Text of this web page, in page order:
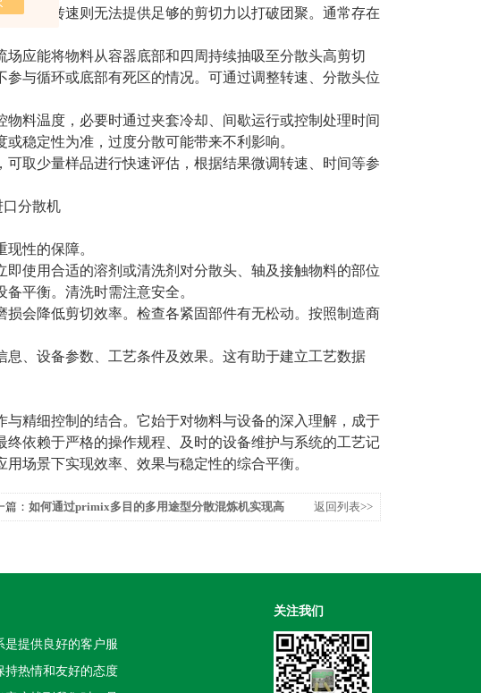
低的转速则无法提供足够的剪切力以打破团聚。通常存在
能将物料从容器底部和四周持续抽吸至分散头高剪切
与循环或底部有死区的情况。可通过调整转速、分散头位
温度，必要时通过夹套冷却、间歇运行或控制处理时间
稳定性为准，过度分散可能带来不利影响。
取少量样品进行快速评估，根据结果微调转速、时间等参
性的保障。
使用合适的溶剂或清洗剂对分散头、轴及接触物料的部位
平衡。清洗时需注意安全。
会降低剪切效率。检查各紧固部件有无松动。按照制造商
、设备参数、工艺条件及效果。这有助于建立工艺数据
与精细控制的结合。它始于对物料与设备的深入理解，成于
依赖于严格的操作规程、及时的设备维护与系统的工艺记
场景下实现效率、效果与稳定性的综合平衡。
篇： 如何通过primix多目的多用途型分散混炼机实现高
返回列表>>
是提供良好的客户服
持热情和友好的态度
关注我们